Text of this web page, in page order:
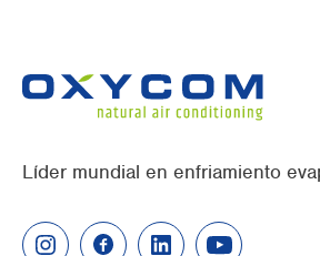
Líder mundial en enfriamiento